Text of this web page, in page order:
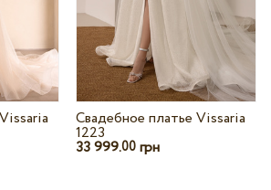
Свадебное платье Vissaria
1223
33 999.00 грн